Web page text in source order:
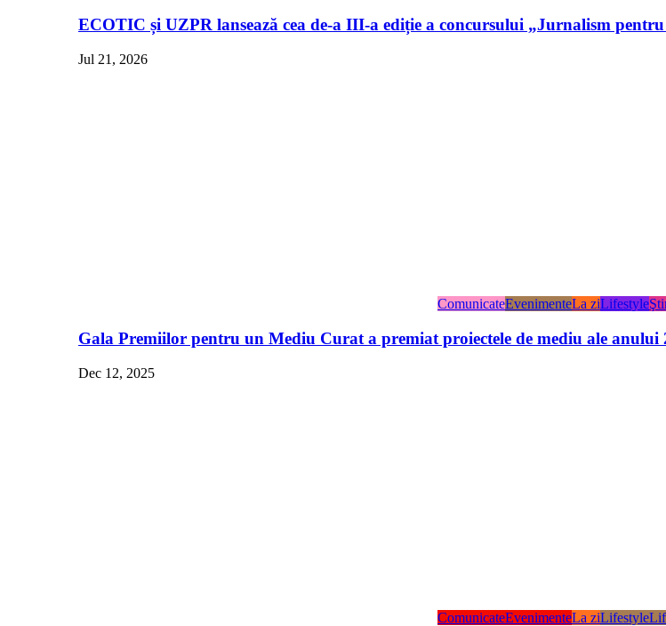
ECOTIC și UZPR lansează cea de-a III-a ediție a concursului „Jurnalism
Jul 21, 2026
ComunicateEvenimenteLa ziLifestyle
Gala Premiilor pentru un Mediu Curat a premiat proiectele de mediu ale anului
Dec 12, 2025
ComunicateEvenimenteLa ziLifestyle